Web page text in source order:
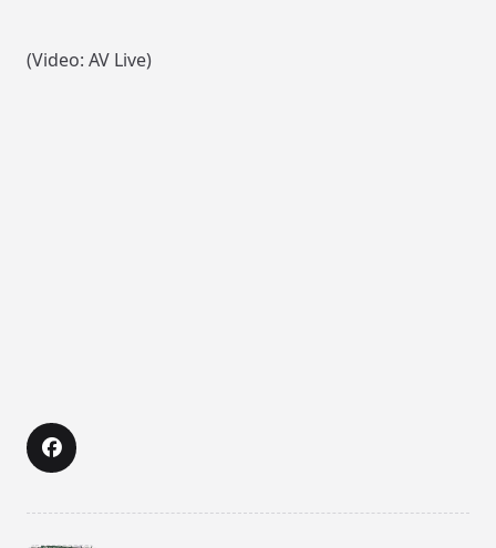
(Video: AV Live)